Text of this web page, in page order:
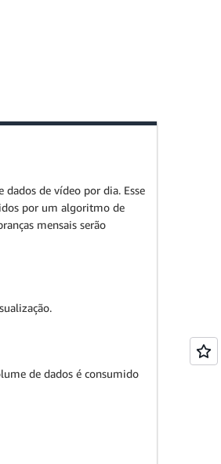
de vídeo por dia. Esse
por um algoritmo de
mensais serão
de dados é consumido